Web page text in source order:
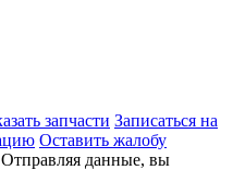
запчасти Записаться на
Оставить жалобу
данные, вы